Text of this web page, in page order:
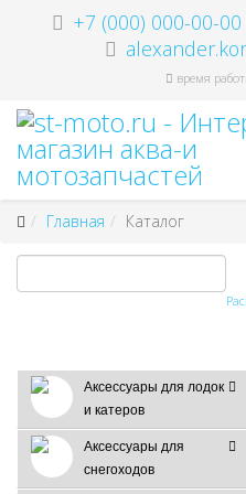
+7 (000) 000-00-00
время
Главная Каталог
Аксессуары для лодок
и катеров
Аксессуары для
снегоходов